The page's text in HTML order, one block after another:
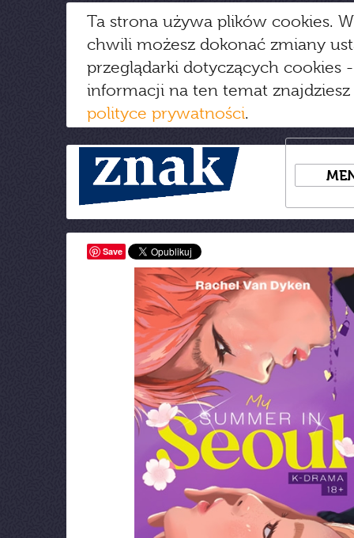
Ta strona używa plików cookies.
chwili możesz dokonać zmiany
przeglądarki dotyczących cookies
informacji na ten temat
polityce prywatności.
Save